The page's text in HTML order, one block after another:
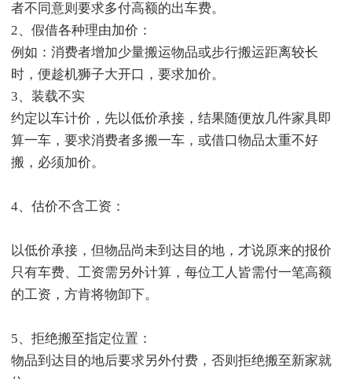
者不同意则要求多付高额的出车费。
2、假借各种理由加价：
例如：消费者增加少量搬运物品或步行搬运距离较长
时，便趁机狮子大开口，要求加价。
3、装载不实
约定以车计价，先以低价承接，结果随便放几件家具即
算一车，要求消费者多搬一车，或借口物品太重不好
搬，必须加价。
4、估价不含工资：
以低价承接，但物品尚未到达目的地，才说原来的报价
只有车费、工资需另外计算，每位工人皆需付一笔高额
的工资，方肯将物卸下。
5、拒绝搬至指定位置：
物品到达目的地后要求另外付费，否则拒绝搬至新家就